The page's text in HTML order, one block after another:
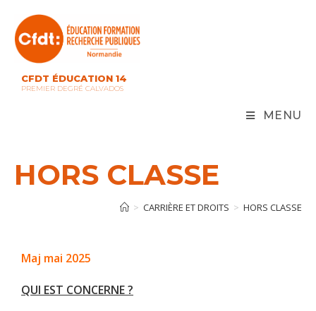
CFDT ÉDUCATION 14
PREMIER DEGRÉ CALVADOS
MENU
HORS CLASSE
> CARRIÈRE ET DROITS > HORS CLASSE
Maj mai 2025
QUI EST CONCERNE ?